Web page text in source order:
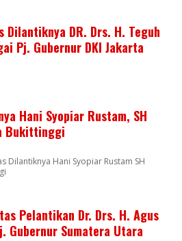
Dilantiknya DR. Drs. H. Teguh
Pj. Gubernur DKI Jakarta
Hani Syopiar Rustam, SH
Bukittinggi
Dilantiknya Hani Syopiar Rustam SH
Pelantikan Dr. Drs. H. Agus
Gubernur Sumatera Utara